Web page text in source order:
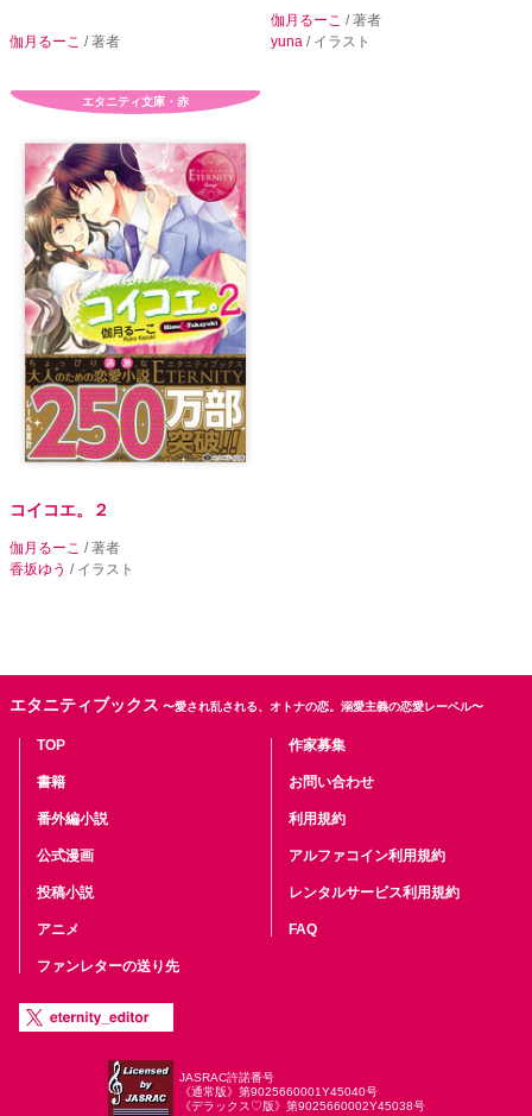
伽月るーこ / 著者
伽月るーこ / 著者
yuna / イラスト
エタニティ文庫・赤
コイコエ。２
伽月るーこ / 著者
香坂ゆう / イラスト
エタニティブックス 〜愛され乱される、オトナの恋。溺愛主義の恋愛レーベル〜
TOP
書籍
番外編小説
公式漫画
投稿小説
アニメ
ファンレターの送り先
作家募集
お問い合わせ
利用規約
アルファコイン利用規約
レンタルサービス利用規約
FAQ
JASRAC許諾番号
《通常版》第9025660001Y45040号
《デラックス♡版》第9025660002Y45038号